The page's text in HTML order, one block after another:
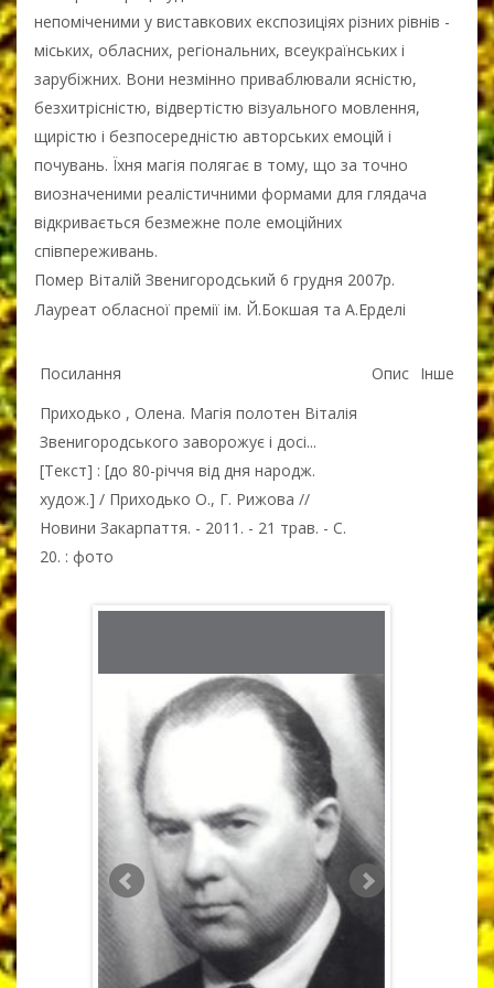
непоміченими у виставкових експозиціях різних рівнів -
міських, обласних, регіональних, всеукраїнських і
зарубіжних. Вони незмінно приваблювали ясністю,
безхитрісністю, відвертістю візуального мовлення,
щирістю і безпосередністю авторських емоцій і
почувань. Їхня магія полягає в тому, що за точно
виозначеними реалістичними формами для глядача
відкривається безмежне поле емоційних
співпереживань.
Помер Віталій Звенигородський 6 грудня 2007р.
Лауреат обласної премії ім. Й.Бокшая та А.Ерделі
Посилання Опис Інше
Приходько , Олена. Магія полотен Віталія
Звенигородського заворожує і досі...
[Текст] : [до 80-річчя від дня народж.
худож.] / Приходько О., Г. Рижова //
Новини Закарпаття. - 2011. - 21 трав. - С.
20. : фото